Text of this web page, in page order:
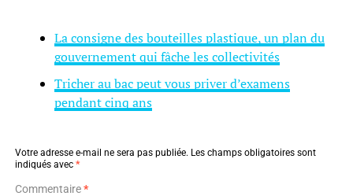
La consigne des bouteilles plastique, un plan du
gouvernement qui fâche les collectivités
Tricher au bac peut vous priver d’examens
pendant cinq ans
Votre adresse e-mail ne sera pas publiée. Les champs obligatoires sont
indiqués avec *
Commentaire*